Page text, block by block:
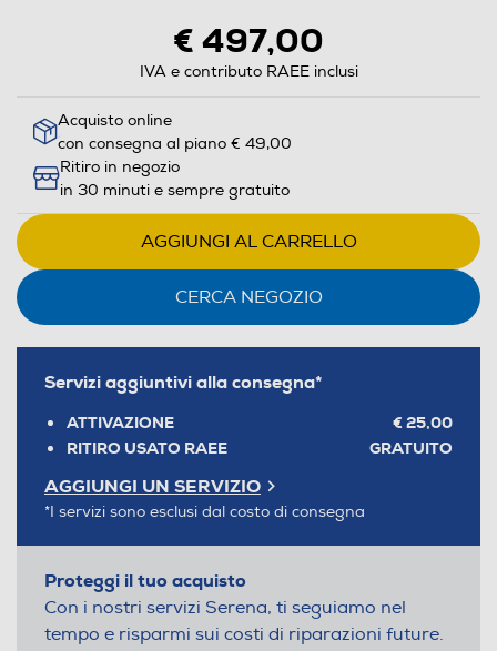
Calcolatore
energetico
di
Youreko.
€ 497,00
IVA e contributo RAEE inclusi
Acquisto online
con consegna al piano € 49,00
Ritiro in negozio
in 30 minuti e sempre gratuito
AGGIUNGI AL CARRELLO
CERCA NEGOZIO
Servizi aggiuntivi alla consegna*
ATTIVAZIONE
€ 25,00
RITIRO USATO RAEE
GRATUITO
AGGIUNGI UN SERVIZIO
*I servizi sono esclusi dal costo di consegna
Proteggi il tuo acquisto
Con i nostri servizi Serena, ti seguiamo nel
tempo e risparmi sui costi di riparazioni future.